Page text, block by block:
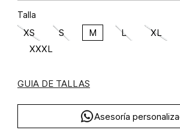
Talla
XS S M L XL
XXXL
GUIA DE TALLAS
Asesoría